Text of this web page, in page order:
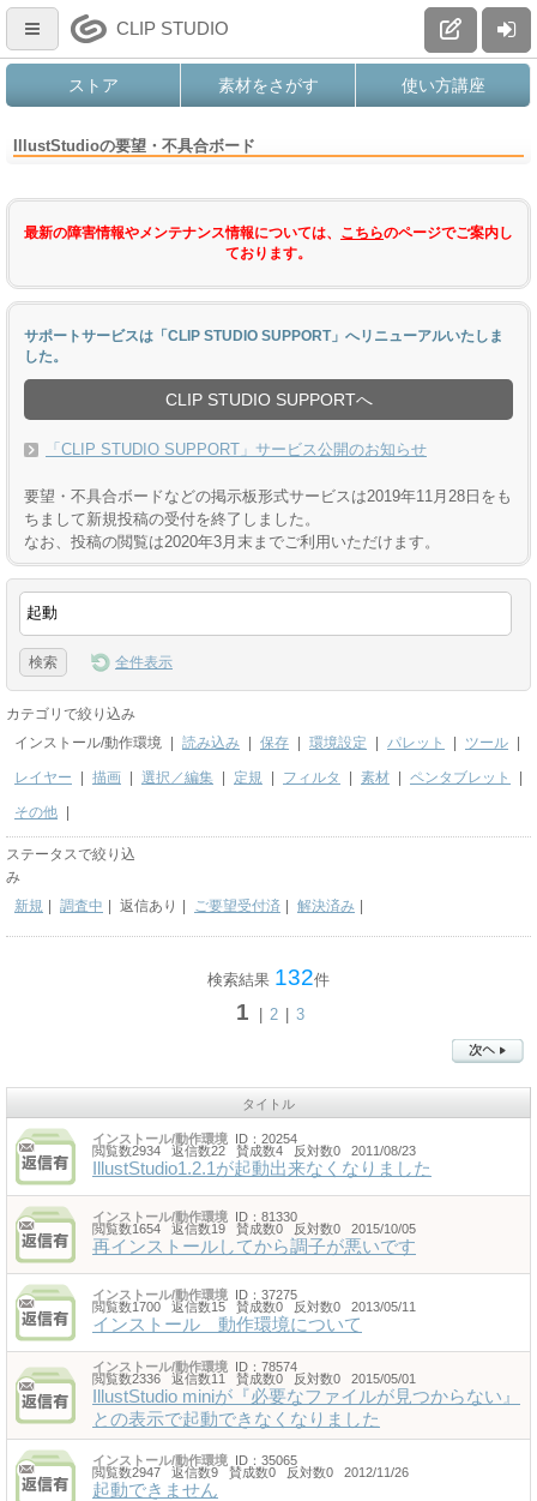
CLIP STUDIO
ストア 素材をさがす 使い方講座
IllustStudioの要望・不具合ボード
最新の障害情報やメンテナンス情報については、 こちらのページでご案内し
ております。
サポートサービスは「CLIP STUDIO SUPPORT」へリニューアルいたしま
した。
CLIP STUDIO SUPPORTへ
「CLIP STUDIO SUPPORT」サービス公開のお知らせ
要望・不具合ボードなどの掲示板形式サービスは2019年11月28日をも
ちまして新規投稿の受付を終了しました。
なお、投稿の閲覧は2020年3月末までご利用いただけます。
全件表示
カテゴリで絞り込み
インストール/動作環境
読み込み 保存 環境設定 パレット ツール
レイヤー 描画 選択／編集 定規 フィルタ 素材 ペンタブレット
その他
ステータスで絞り込
み
新規
調査中 返信あり ご要望受付済 解決済み
検索結果 132件
1 2 3
タイトル
インストール/動作環境 ID：20254
閲覧数2934 返信数22 賛成数4 反対数0 2011/08/23
IllustStudio1.2.1が起動出来なくなりました
インストール/動作環境 ID：81330
閲覧数1654 返信数19 賛成数0 反対数0 2015/10/05
再インストールしてから調子が悪いです
インストール/動作環境 ID：37275
閲覧数1700 返信数15 賛成数0 反対数0 2013/05/11
インストール 動作環境について
インストール/動作環境 ID：78574
閲覧数2336 返信数11 賛成数0 反対数0 2015/05/01
IllustStudio miniが『必要なファイルが見つからない』
との表示で起動できなくなりました
インストール/動作環境 ID：35065
閲覧数2947 返信数9 賛成数0 反対数0 2012/11/26
起動できません